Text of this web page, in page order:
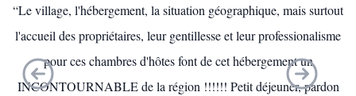
“Le village, l'hébergement, la situation géographique, mais surtout
l'accueil des propriétaires, leur gentillesse et leur professionalisme
pour ces chambres d'hôtes font de cet hébergement un
INCONTOURNABLE de la région !!!!!! Petit déjeuner, pardon